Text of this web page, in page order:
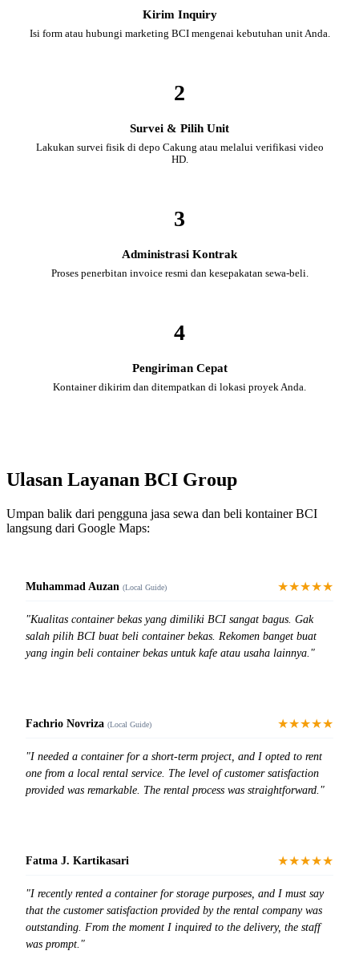
Kirim Inquiry
Isi form atau hubungi marketing BCI mengenai kebutuhan unit Anda.
2
Survei & Pilih Unit
Lakukan survei fisik di depo Cakung atau melalui verifikasi video
HD.
3
Administrasi Kontrak
Proses penerbitan invoice resmi dan kesepakatan sewa-beli.
4
Pengiriman Cepat
Kontainer dikirim dan ditempatkan di lokasi proyek Anda.
Ulasan Layanan BCI Group
Umpan balik dari pengguna jasa sewa dan beli kontainer BCI
langsung dari Google Maps:
Muhammad Auzan (Local Guide) ★★★★★
"Kualitas container bekas yang dimiliki BCI sangat bagus. Gak
salah pilih BCI buat beli container bekas. Rekomen banget buat
yang ingin beli container bekas untuk kafe atau usaha lainnya."
Fachrio Novriza (Local Guide) ★★★★★
"I needed a container for a short-term project, and I opted to rent
one from a local rental service. The level of customer satisfaction
provided was remarkable. The rental process was straightforward."
Fatma J. Kartikasari ★★★★★
"I recently rented a container for storage purposes, and I must say
that the customer satisfaction provided by the rental company was
outstanding. From the moment I inquired to the delivery, the staff
was prompt."